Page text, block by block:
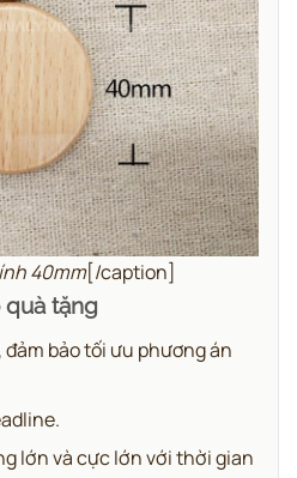
40mm[/caption]
quà tặng
bảo tối ưu phương án
lớn và cực lớn với thời gian